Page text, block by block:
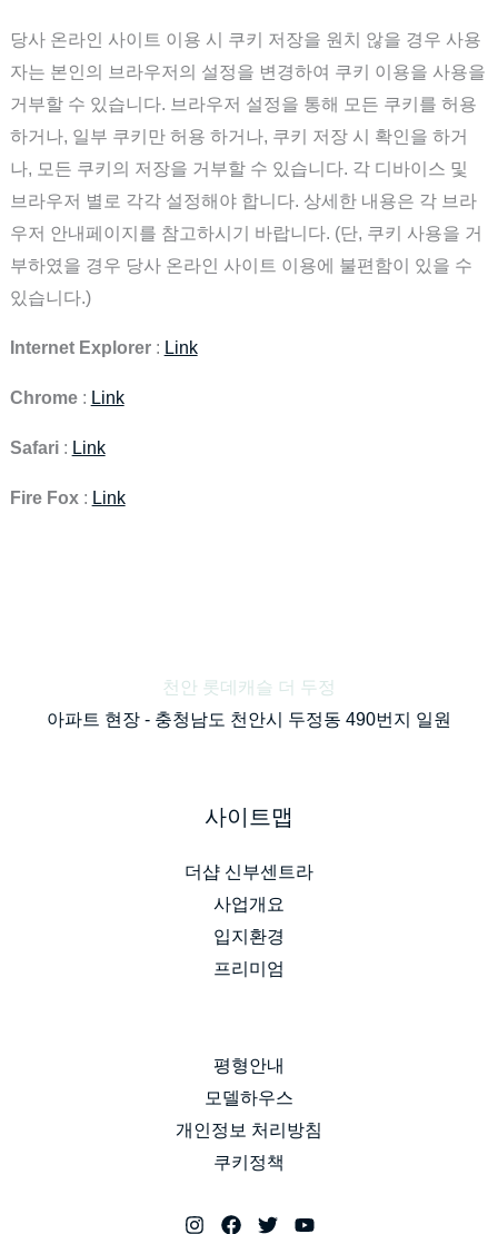
당사 온라인 사이트 이용 시 쿠키 저장을 원치 않을 경우 사용
자는 본인의 브라우저의 설정을 변경하여 쿠키 이용을 사용을
거부할 수 있습니다. 브라우저 설정을 통해 모든 쿠키를 허용
하거나, 일부 쿠키만 허용 하거나, 쿠키 저장 시 확인을 하거
나, 모든 쿠키의 저장을 거부할 수 있습니다. 각 디바이스 및
브라우저 별로 각각 설정해야 합니다. 상세한 내용은 각 브라
우저 안내페이지를 참고하시기 바랍니다. (단, 쿠키 사용을 거
부하였을 경우 당사 온라인 사이트 이용에 불편함이 있을 수
있습니다.)
Internet Explorer: Link
Chrome: Link
Safari: Link
Fire Fox: Link
천안 롯데캐슬 더 두정
아파트 현장 - 충청남도 천안시 두정동 490번지 일원
사이트맵
더샵 신부센트라
사업개요
입지환경
프리미엄
평형안내
모델하우스
개인정보 처리방침
쿠키정책